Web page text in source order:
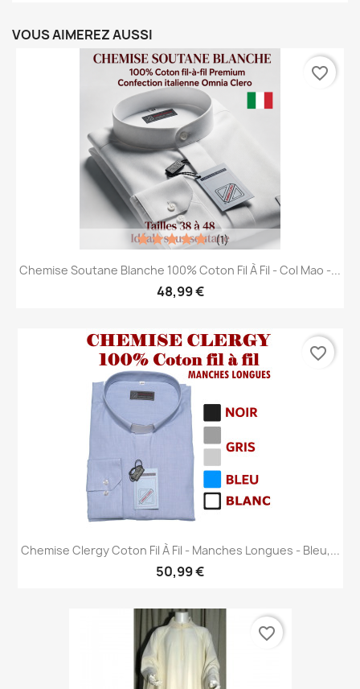
VOUS AIMEREZ AUSSI
Chemise Soutane Blanche 100% Coton Fil À Fil - Col Mao -...
48,99 €
(1)
favorite_border
Chemise Clergy Coton Fil À Fil - Manches Longues - Bleu,...
50,99 €
favorite_border
favorite_border